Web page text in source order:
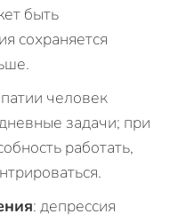
быть
сохраняется
человек
задачи; при
работать,
: депрессия